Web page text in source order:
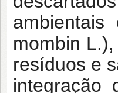
mombin
resíduos e
integração